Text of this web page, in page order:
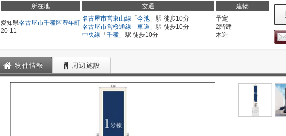
所在地 交通 建物
愛知県名古屋市千種区豊年町
20-11
名古屋市営東山線 「 今池 」駅 徒歩10分
名古屋市営桜通線 「 車道 」駅 徒歩10分
中央線 「 千種 」駅 徒歩10分
予定
2階建
木造
物件情報 周辺施設